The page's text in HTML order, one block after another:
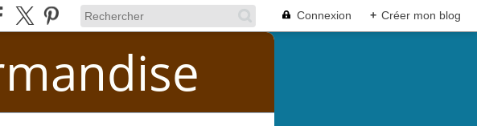
Connexion + Créer mon blog